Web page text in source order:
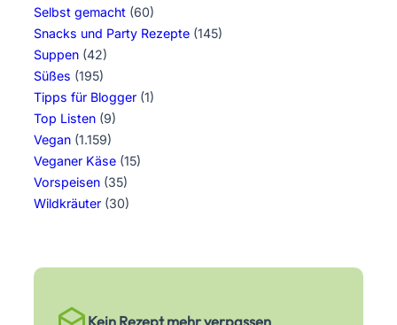
Selbst gemacht (60)
Snacks und Party Rezepte (145)
Suppen (42)
Süßes (195)
Tipps für Blogger (1)
Top Listen (9)
Vegan (1.159)
Veganer Käse (15)
Vorspeisen (35)
Wildkräuter (30)